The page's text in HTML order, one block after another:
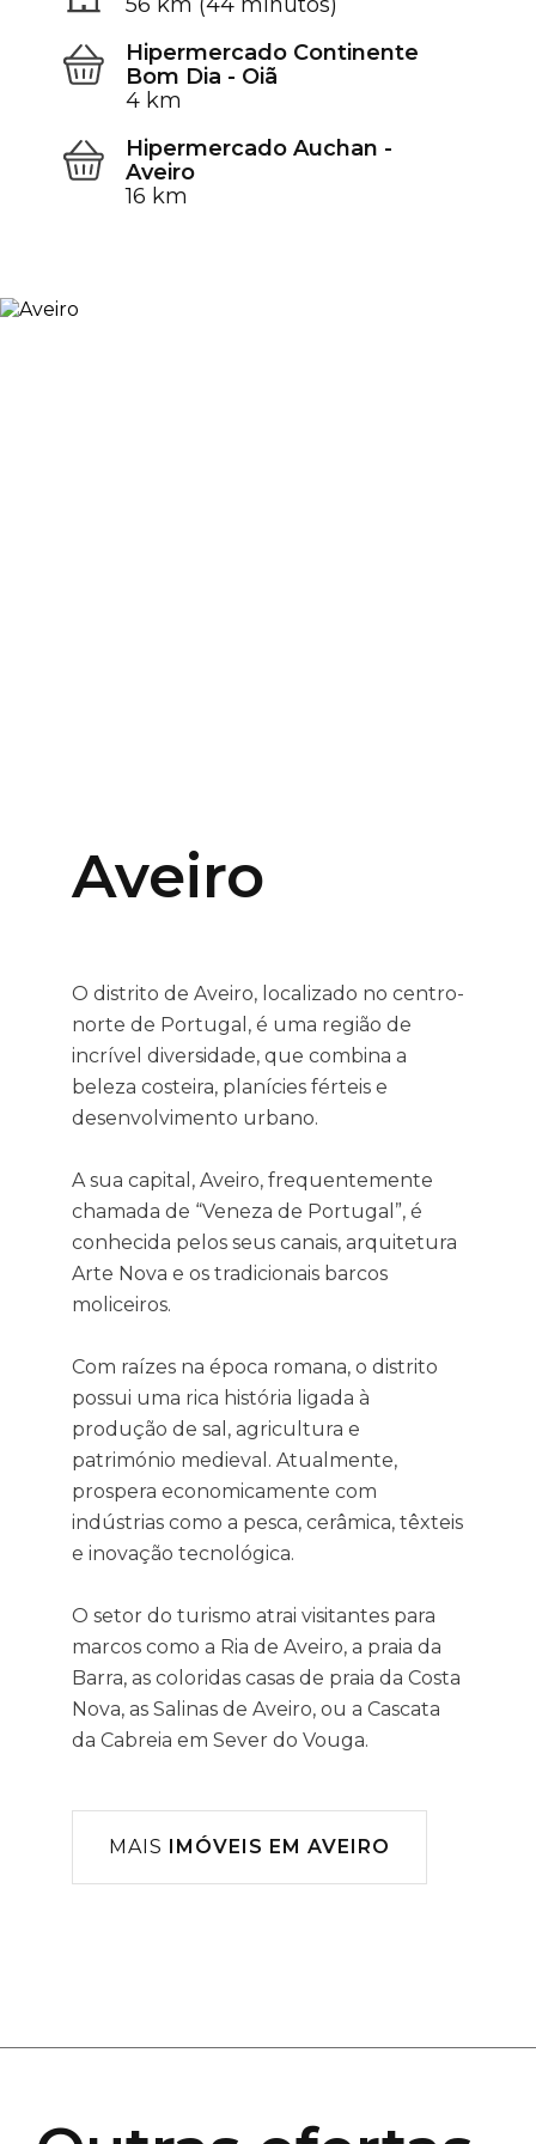
56 km (44 minutos)
Hipermercado Continente
Bom Dia - Oiã
4 km
Hipermercado Auchan -
Aveiro
16 km
Aveiro
O distrito de Aveiro, localizado no centro-
norte de Portugal, é uma região de
incrível diversidade, que combina a
beleza costeira, planícies férteis e
desenvolvimento urbano.
A sua capital, Aveiro, frequentemente
chamada de “Veneza de Portugal”, é
conhecida pelos seus canais, arquitetura
Arte Nova e os tradicionais barcos
moliceiros.
Com raízes na época romana, o distrito
possui uma rica história ligada à
produção de sal, agricultura e
património medieval. Atualmente,
prospera economicamente com
indústrias como a pesca, cerâmica, têxteis
e inovação tecnológica.
O setor do turismo atrai visitantes para
marcos como a Ria de Aveiro, a praia da
Barra, as coloridas casas de praia da Costa
Nova, as Salinas de Aveiro, ou a Cascata
da Cabreia em Sever do Vouga.
MAIS IMÓVEIS EM AVEIRO